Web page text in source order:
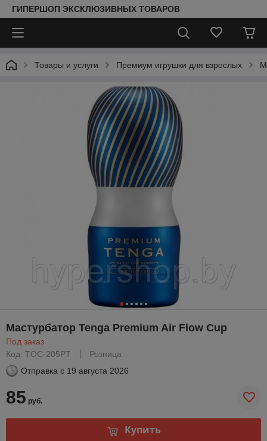
ГИПЕРШОП ЭКСКЛЮЗИВНЫХ ТОВАРОВ
Товары и услуги Премиум игрушки для взрослых
Мастурбатор Tenga Premium Air Flow Cup
Под заказ
Код: TOC-205PT
Розница
Отправка с 19 августа 2026
85 руб.
Купить